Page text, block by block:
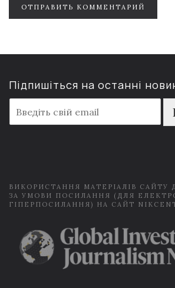
ОТПРАВИТЬ КОММЕНТАРИЙ
Підпишіться на останні
m
a
ВИКОРИСТАННЯ МАТЕРІАЛІВ САЙТУ
ЗА УМОВИ ПОСИЛАННЯ (ДЛЯ
ГІПЕРПОСИЛАННЯ) НА САЙТ